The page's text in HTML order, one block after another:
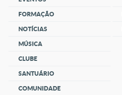
FORMAÇÃO
NOTÍCIAS
MÚSICA
CLUBE
SANTUÁRIO
COMUNIDADE